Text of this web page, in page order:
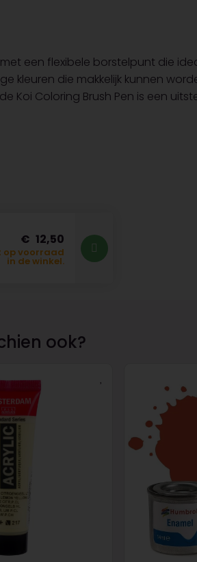
een flexibele borstelpunt die
kleuren die makkelijk kunnen
Koi Coloring Brush Pen is een
12,50
op voorraad
in de winkel.
ook?